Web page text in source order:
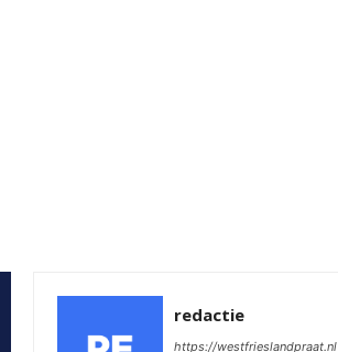
redactie
https://westfrieslandpraat.nl